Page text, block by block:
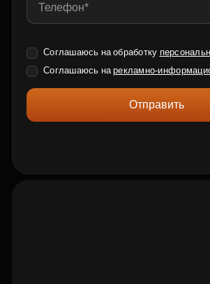
Соглашаюсь на обработку
Соглашаюсь нарекламно-
Отправить